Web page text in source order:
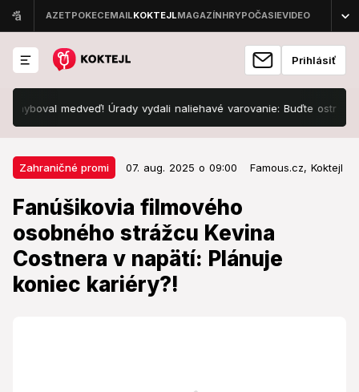
Prihlásiť
medveď! Úrady vydali naliehavé varovanie: Buďte ostražití!
Zahraničné promi 07. aug. 2025 o 09:00 Famous.cz, Koktejl
Fanúšikovia filmového
osobného strážcu Kevina
Costnera v napätí: Plánuje
koniec kariéry?!
Zahraničné promi 07. aug. 2025 o 09:00
Fanúšikovia filmového osobného
strážcu Kevina Costnera v napätí:
Plánuje koniec kariéry?!
Uvidíme ho ešte na filmových plátnach?